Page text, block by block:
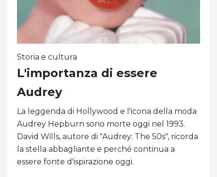
Storia e cultura
L'importanza di essere
Audrey
La leggenda di Hollywood e l'icona della moda
Audrey Hepburn sono morte oggi nel 1993.
David Wills, autore di "Audrey: The 50s", ricorda
la stella abbagliante e perché continua a
essere fonte d'ispirazione oggi.